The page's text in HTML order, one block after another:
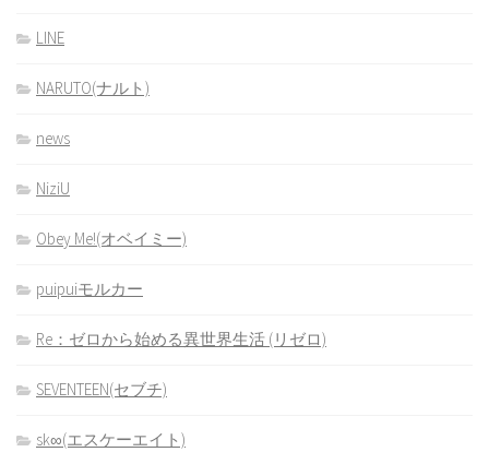
LINE
NARUTO(ナルト)
news
NiziU
Obey Me!(オベイミー)
puipuiモルカー
Re：ゼロから始める異世界生活 (リゼロ)
SEVENTEEN(セブチ)
sk∞(エスケーエイト)